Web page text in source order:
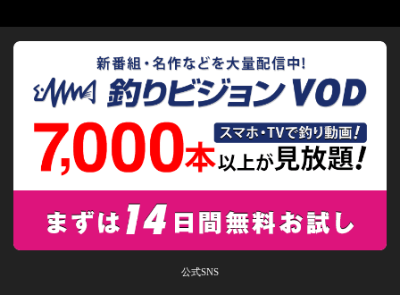
公式SNS